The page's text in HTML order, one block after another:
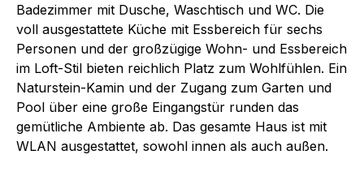
Badezimmer mit Dusche, Waschtisch und WC. Die
voll ausgestattete Küche mit Essbereich für sechs
Personen und der großzügige Wohn- und Essbereich
im Loft-Stil bieten reichlich Platz zum Wohlfühlen. Ein
Naturstein-Kamin und der Zugang zum Garten und
Pool über eine große Eingangstür runden das
gemütliche Ambiente ab. Das gesamte Haus ist mit
WLAN ausgestattet, sowohl innen als auch außen.